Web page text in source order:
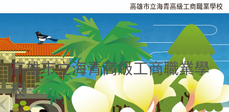
高雄市立海青高級工商職業學校
高雄市立海青高級工商職業學
校